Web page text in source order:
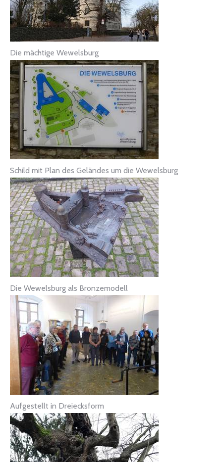
Die mächtige Wewelsburg
Schild mit Plan des Geländes um die Wewelsburg
Die Wewelsburg als Bronzemodell
Aufgestellt in Dreiecksform